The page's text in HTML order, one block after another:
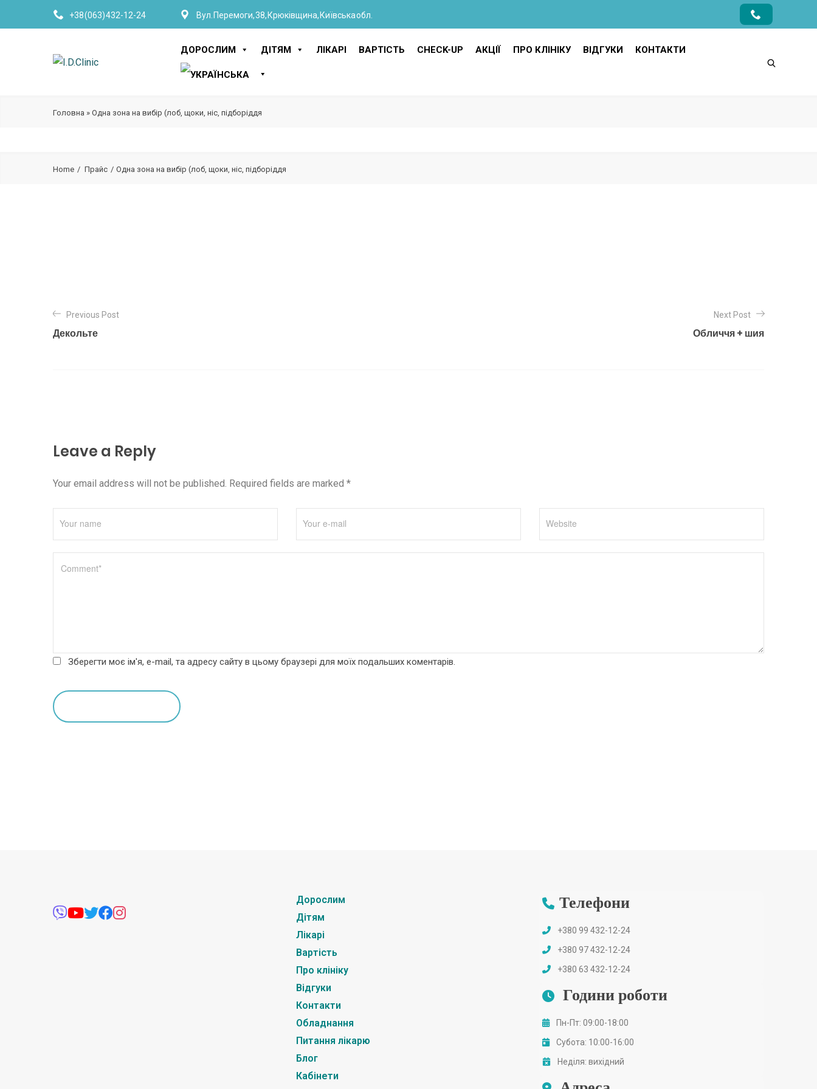
+38 (063) 432-12-24 Вул. Перемоги, 38, Крюківщина, Київська обл.
ДОРОСЛИМ ДІТЯМ ЛІКАРІ ВАРТІСТЬ CHECK-UP АКЦІЇ ПРО КЛІНІКУ ВІДГУКИ КОНТАКТИ
Головна » Одна зона на вибір (лоб, щоки, ніс, підборіддя
Home Прайс Одна зона на вибір (лоб, щоки, ніс, підборіддя
Previous Post
Декольте
Next Post
Обличчя + шия
Leave a Reply
Your email address will not be published. Required fields are marked *
Зберегти моє ім'я, e-mail, та адресу сайту в цьому браузері для моїх подальших коментарів.
Дорослим
Дітям
Лікарі
Вартість
Про клініку
Відгуки
Контакти
Обладнання
Питання лікарю
Блог
Кабінети
Телефони
+380 99 432-12-24
+380 97 432-12-24
+380 63 432-12-24
Години роботи
Пн-Пт: 09:00-18:00
Субота: 10:00-16:00
Неділя: вихідний